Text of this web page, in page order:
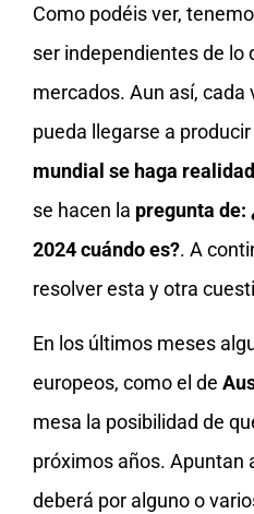
Como podéis ver,
ser independientes de lo
mercados. Aun así, cada
pueda llegarse a producir
mundial se haga realidad
se hacen la pregunta de:
2024 cuándo es?. A
resolver esta y otra
En los últimos meses
europeos, como el de
mesa la posibilidad de
próximos años. Apuntan
deberá por alguno o